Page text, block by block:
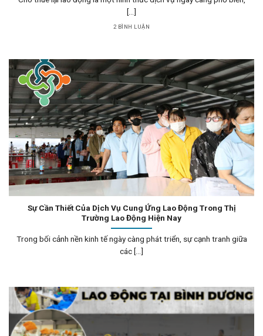
[...]
2 BÌNH LUẬN
Sự Cần Thiết Của Dịch Vụ Cung Ứng Lao Động Trong Thị
Trường Lao Động Hiện Nay
Trong bối cảnh nền kinh tế ngày càng phát triển, sự cạnh tranh giữa
các [...]